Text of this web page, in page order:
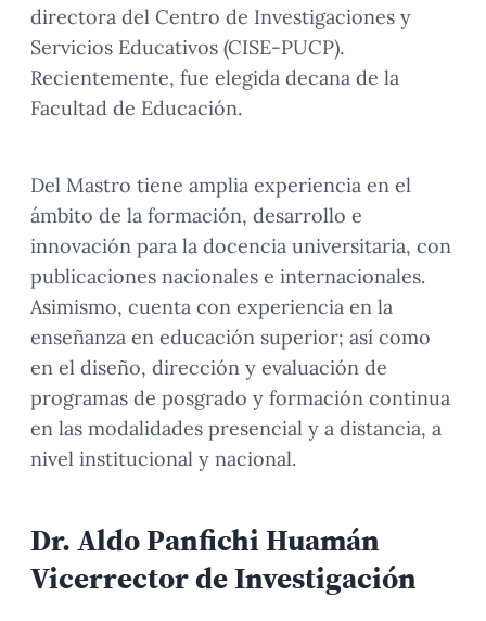
directora del Centro de Investigaciones y
Servicios Educativos (CISE-PUCP).
Recientemente, fue elegida decana de la
Facultad de Educación.
Del Mastro tiene amplia experiencia en el
ámbito de la formación, desarrollo e
innovación para la docencia universitaria, con
publicaciones nacionales e internacionales.
Asimismo, cuenta con experiencia en la
enseñanza en educación superior; así como
en el diseño, dirección y evaluación de
programas de posgrado y formación continua
en las modalidades presencial y a distancia, a
nivel institucional y nacional.
Dr. Aldo Panfichi Huamán
Vicerrector de Investigación